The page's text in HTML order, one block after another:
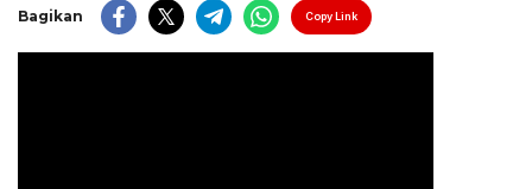
Bagikan Copy Link